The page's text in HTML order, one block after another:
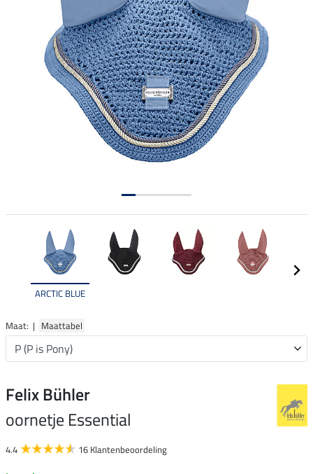
ARCTIC BLUE
Maat: | Maattabel
Felix Bühler
oornetje Essential
4.4 16 Klantenbeoordeling